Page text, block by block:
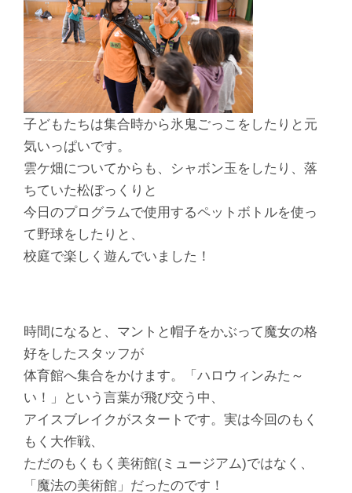
子どもたちは集合時から氷鬼ごっこをしたりと元
気いっぱいです。
雲ケ畑についてからも、シャボン玉をしたり、落
ちていた松ぼっくりと
今日のプログラムで使用するペットボトルを使っ
て野球をしたりと、
校庭で楽しく遊んでいました！
時間になると、マントと帽子をかぶって魔女の格
好をしたスタッフが
体育館へ集合をかけます。「ハロウィンみた～
い！」という言葉が飛び交う中、
アイスブレイクがスタートです。実は今回のもく
もく大作戦、
ただのもくもく美術館(ミュージアム)ではなく、
「魔法の美術館」だったのです！